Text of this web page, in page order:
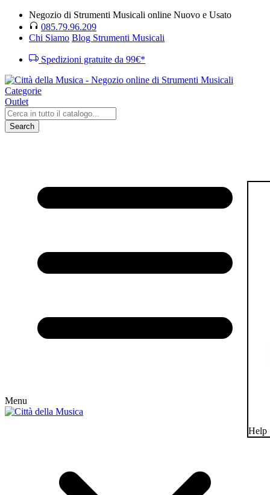
Negozio di Strumenti Musicali online Nuovo e Usato
085.79.96.209
Chi Siamo Blog Strumenti Musicali
Spedizioni gratuite da 99€*
Categorie
Outlet
Search
Menu
Help